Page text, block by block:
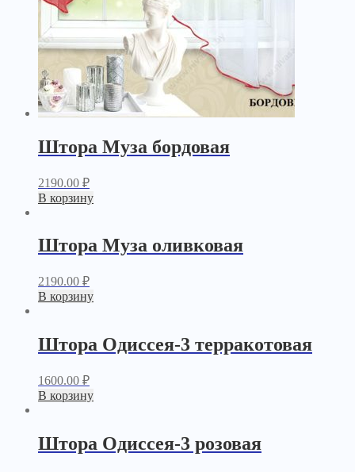
Штора Муза бордовая
2190.00 ₽
В корзину
Штора Муза оливковая
2190.00 ₽
В корзину
Штора Одиссея-3 терракотовая
1600.00 ₽
В корзину
Штора Одиссея-3 розовая